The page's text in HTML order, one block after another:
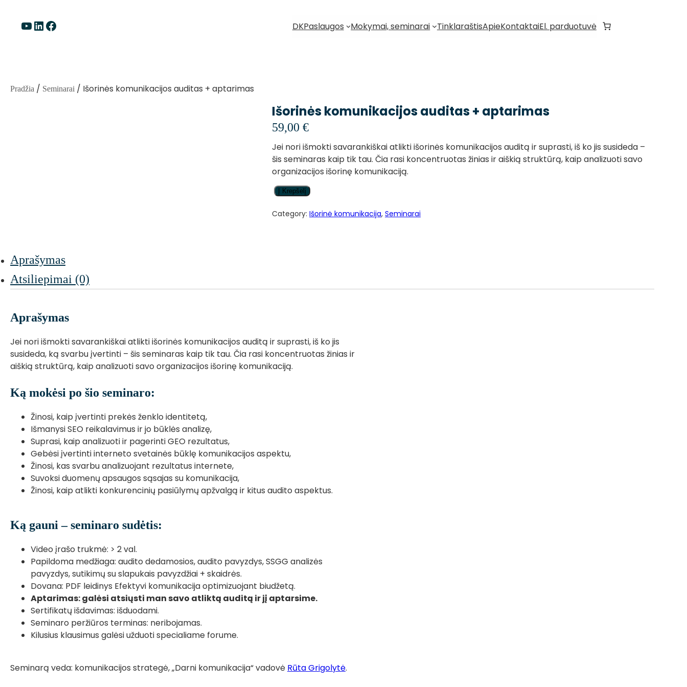
turinioYouTube LinkedIn Facebook DKPaslaugos Mokymai, seminarai TinklaraštisApieKontaktaiEl. parduotuvė
Pradžia / Seminarai / Išorinės komunikacijos auditas + aptarimas
Išorinės komunikacijos auditas + aptarimas
59,00 €
Jei nori išmokti savarankiškai atlikti išorinės komunikacijos auditą ir suprasti, iš ko jis susideda –
šis seminaras kaip tik tau. Čia rasi koncentruotas žinias ir aiškią struktūrą, kaip analizuoti savo
organizacijos išorinę komunikaciją.
p
r
d
s
:
I
s
m
c
j
o
t
Į Krepšelį
Category: Išorinė komunikacija, Seminarai
Aprašymas
Atsiliepimai (0)
Aprašymas
Jei nori išmokti savarankiškai atlikti išorinės komunikacijos auditą ir suprasti, iš ko jis
susideda, ką svarbu įvertinti – šis seminaras kaip tik tau. Čia rasi koncentruotas žinias ir
aiškią struktūrą, kaip analizuoti savo organizacijos išorinę komunikaciją.
Ką mokėsi po šio seminaro:
Žinosi, kaip įvertinti prekės ženklo identitetą,
Išmanysi SEO reikalavimus ir jo būklės analizę,
Suprasi, kaip analizuoti ir pagerinti GEO rezultatus,
Gebėsi įvertinti interneto svetainės būklę komunikacijos aspektu,
Žinosi, kas svarbu analizuojant rezultatus internete,
Suvoksi duomenų apsaugos sąsajas su komunikacija,
Žinosi, kaip atlikti konkurencinių pasiūlymų apžvalgą ir kitus audito aspektus.
Ką gauni – seminaro sudėtis:
Video įrašo trukmė: > 2 val.
Papildoma medžiaga: audito dedamosios, audito pavyzdys, SSGG analizės
pavyzdys, sutikimų su slapukais pavyzdžiai + skaidrės.
Dovana: PDF leidinys Efektyvi komunikacija optimizuojant biudžetą.
Aptarimas: galėsi atsiųsti man savo atliktą auditą ir jį aptarsime.
Sertifikatų išdavimas: išduodami.
Seminaro peržiūros terminas: neribojamas.
Kilusius klausimus galėsi užduoti specialiame forume.
Seminarą veda: komunikacijos strategė, „Darni komunikacija“ vadovė Rūta Grigolytė.